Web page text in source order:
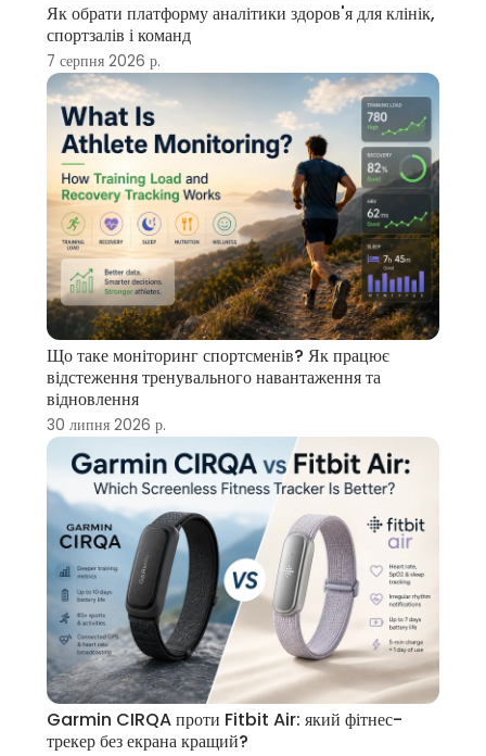
Як обрати платформу аналітики здоров'я для клінік,
спортзалів і команд
7 серпня 2026 р.
Що таке моніторинг спортсменів? Як працює
відстеження тренувального навантаження та
відновлення
30 липня 2026 р.
Garmin CIRQA проти Fitbit Air: який фітнес-
трекер без екрана кращий?